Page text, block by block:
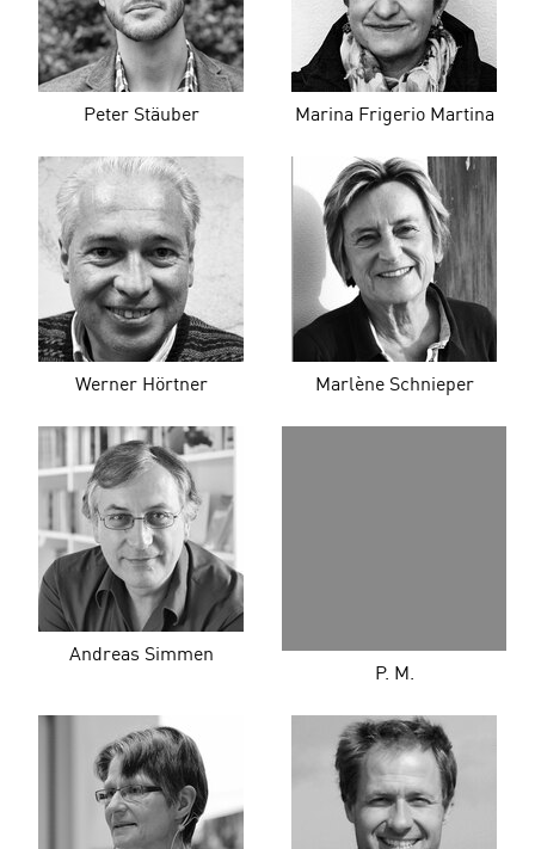
Peter Stäuber Marina Frigerio Martina
Werner Hörtner Marlène Schnieper
Andreas Simmen
P. M.